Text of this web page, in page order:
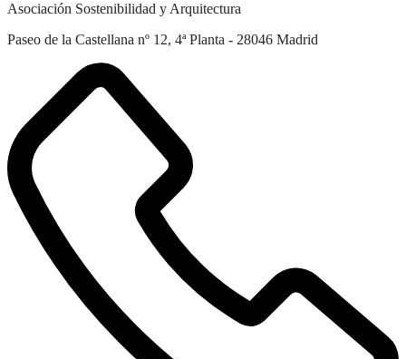
Asociación Sostenibilidad y Arquitectura
Paseo de la Castellana nº 12, 4ª Planta - 28046 Madrid